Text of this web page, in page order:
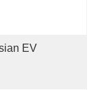
EV